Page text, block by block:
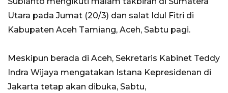
Utara pada Jumat (20/3) dan salat Idul Fitri di
Kabupaten Aceh Tamiang, Aceh, Sabtu pagi.
Meskipun berada di Aceh, Sekretaris Kabinet Teddy
Indra Wijaya mengatakan Istana Kepresidenan di
Jakarta tetap akan dibuka, Sabtu,